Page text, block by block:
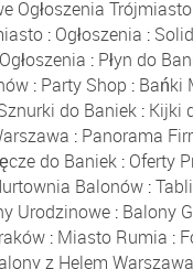
Ogłoszenia Trójmiasto
: Ogłoszenia :
: Płyn do
: Party Shop : Bańki
do Baniek : Kijki
: Panorama
do Baniek: Oferty
Balonów:
Urodzinowe: Balony
: Miasto Rumia :
z Helem Warszawa